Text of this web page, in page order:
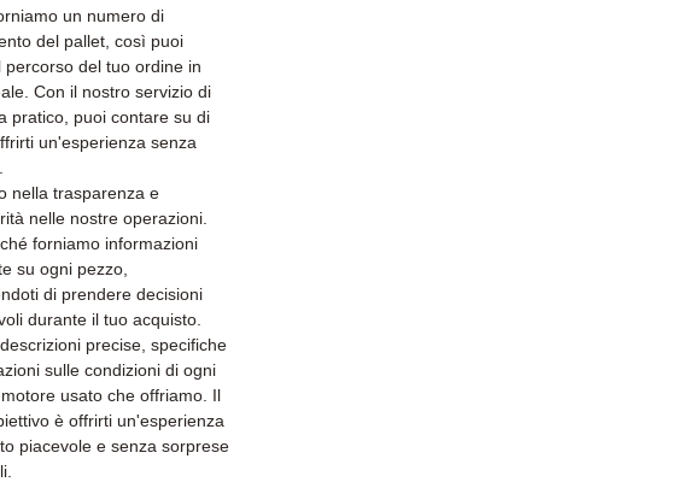
un numero di
del pallet, così puoi
percorso del tuo ordine in
Con il nostro servizio di
pratico, puoi contare su di
un'esperienza senza
nella trasparenza e
nelle nostre operazioni.
forniamo informazioni
su ogni pezzo,
di prendere decisioni
durante il tuo acquisto.
precise, specifiche
sulle condizioni di ogni
usato che offriamo. Il
è offrirti un'esperienza
piacevole e senza sorprese